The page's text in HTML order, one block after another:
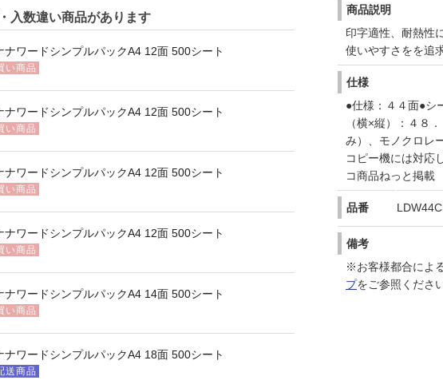
商品説明
印字適性、耐熱性
使いやすさをを追
仕様
●仕様：４４面●シ
（横×縦）：４８
み）、モノクロレ
コピー機には対応
コ商品ねっと掲載
品番
備考
※お客様都合によ
プをご参照くださ
入数違い商品があります
ナワードシンプルパックA4 12面 500シート
い商品
ナワードシンプルパックA4 12面 500シート
い商品
ナワードシンプルパックA4 12面 500シート
い商品
ナワードシンプルパックA4 12面 500シート
い商品
ナワードシンプルパックA4 14面 500シート
い商品
ナワードシンプルパックA4 18面 500シート
送商品